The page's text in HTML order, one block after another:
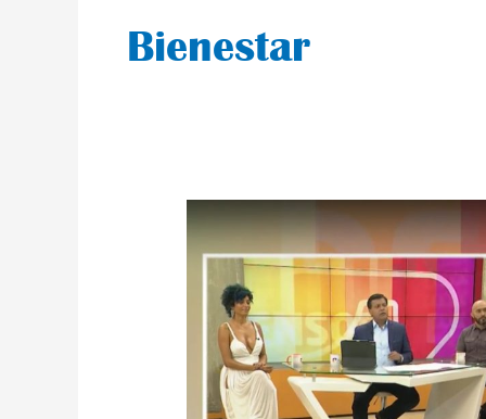
Bienestar
Entrevista:
La
Televisión
Cambiado
Narrativa